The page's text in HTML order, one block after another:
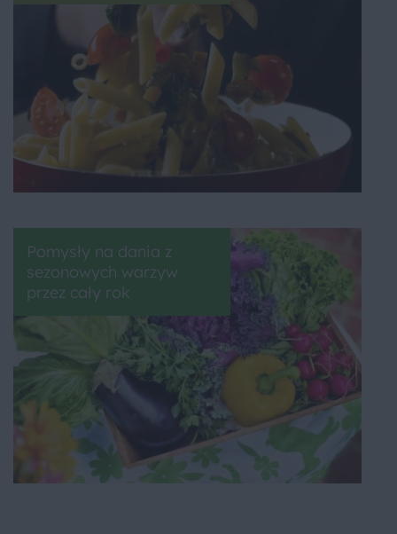
Pomysły na dania z
sezonowych warzyw
przez cały rok